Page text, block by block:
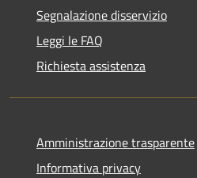
Segnalazione disservizio
Leggi le FAQ
Richiesta assistenza
Amministrazione trasparente
Informativa privacy